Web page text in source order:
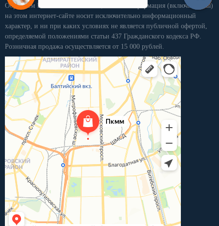
Обращаем Ваше внимание на то, что вся информация (включая цены)
на этом интернет-сайте носит исключительно информационный
характер, и ни при каких условиях не является публичной офертой,
определяемой положениями статьи 437 Гражданского кодекса РФ.
Розничная продажа осуществляется от 15 000 рублей.